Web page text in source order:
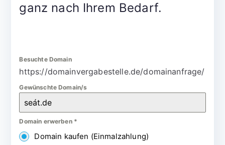
ganz nach Ihrem Bedarf.
Besuchte Domain
https://domainvergabestelle.de/domainanfrage/
Gewünschte Domain/s
Domain erwerben *
Domain kaufen (Einmalzahlung)